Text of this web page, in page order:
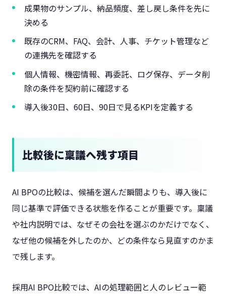
成果物のサンプル、納品頻度、差し戻し条件を先に
決める
既存のCRM、FAQ、会計、人事、チケット管理など
の連携先を確認する
個人情報、機密情報、再委託、ログ保存、データ削
除の条件を契約前に確認する
導入後30日、60日、90日で見るKPIを定義する
比較後に稟議へ残す項目
AI BPOの比較は、候補を選んだ瞬間よりも、導入後に
同じ基準で評価できる状態を作ることが重要です。稟議
や社内説明では、なぜその会社を選ぶのかだけでなく、
なぜ他の候補を外したのか、どの条件なら見直すのかま
で残します。
採用AI BPO比較では、AIの処理範囲と人のレビュー範